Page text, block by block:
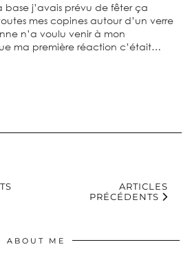
base j’avais prévu de fêter ça
mes copines autour d’un verre
n’a voulu venir à mon
ma première réaction c’était…
ARTICLES
PRÉCÉDENTS
ABOUT ME